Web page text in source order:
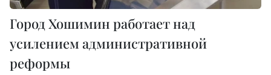
Город Хошимин работает над
усилением административной
реформы